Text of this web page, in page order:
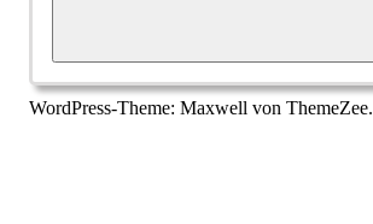
Suchen
WordPress-Theme: Maxwell von ThemeZee.